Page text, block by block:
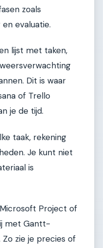
zoals
evaluatie.
lijst met taken,
Dit is waar
of Trello
je de tijd.
taak, rekening
Je kunt niet
is
Project of
met Gantt-
zie je precies of